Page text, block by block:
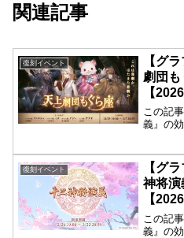
関連記事
復刻イベント
【グ
劇団
【
この記
義』の
復刻イベント
【グ
神将演
【
この記
義』の